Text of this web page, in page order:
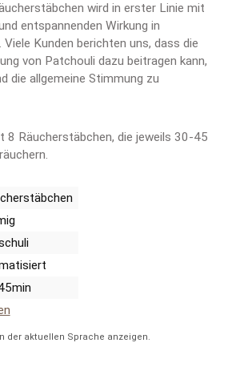
wird in erster Linie mit
entspannenden Wirkung in
Kunden berichten uns, dass die
von Patchouli dazu beitragen kann,
die allgemeine Stimmung zu
8 Räucherstäbchen, die jeweils 30-45
der aktuellen Sprache anzeigen.